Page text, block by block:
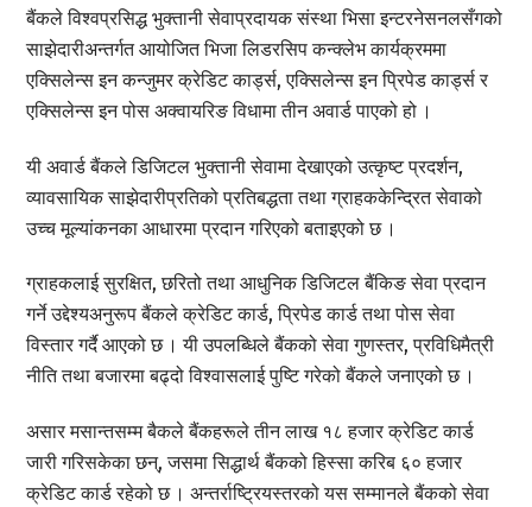
बैंकले विश्वप्रसिद्ध भुक्तानी सेवाप्रदायक संस्था भिसा इन्टरनेसनलसँगको
साझेदारीअन्तर्गत आयोजित भिजा लिडरसिप कन्क्लेभ कार्यक्रममा
एक्सिलेन्स इन कन्जुमर क्रेडिट कार्ड्स, एक्सिलेन्स इन प्रिपेड कार्ड्स र
एक्सिलेन्स इन पोस अक्वायरिङ विधामा तीन अवार्ड पाएको हो ।
यी अवार्ड बैंकले डिजिटल भुक्तानी सेवामा देखाएको उत्कृष्ट प्रदर्शन,
व्यावसायिक साझेदारीप्रतिको प्रतिबद्धता तथा ग्राहककेन्द्रित सेवाको
उच्च मूल्यांकनका आधारमा प्रदान गरिएको बताइएको छ ।
ग्राहकलाई सुरक्षित, छरितो तथा आधुनिक डिजिटल बैंकिङ सेवा प्रदान
गर्ने उद्देश्यअनुरूप बैंकले क्रेडिट कार्ड, प्रिपेड कार्ड तथा पोस सेवा
विस्तार गर्दै आएको छ । यी उपलब्धिले बैंकको सेवा गुणस्तर, प्रविधिमैत्री
नीति तथा बजारमा बढ्दो विश्वासलाई पुष्टि गरेको बैंकले जनाएको छ ।
असार मसान्तसम्म बैकले बैंकहरूले तीन लाख १८ हजार क्रेडिट कार्ड
जारी गरिसकेका छन्, जसमा सिद्धार्थ बैंकको हिस्सा करिब ६० हजार
क्रेडिट कार्ड रहेको छ । अन्तर्राष्ट्रियस्तरको यस सम्मानले बैंकको सेवा